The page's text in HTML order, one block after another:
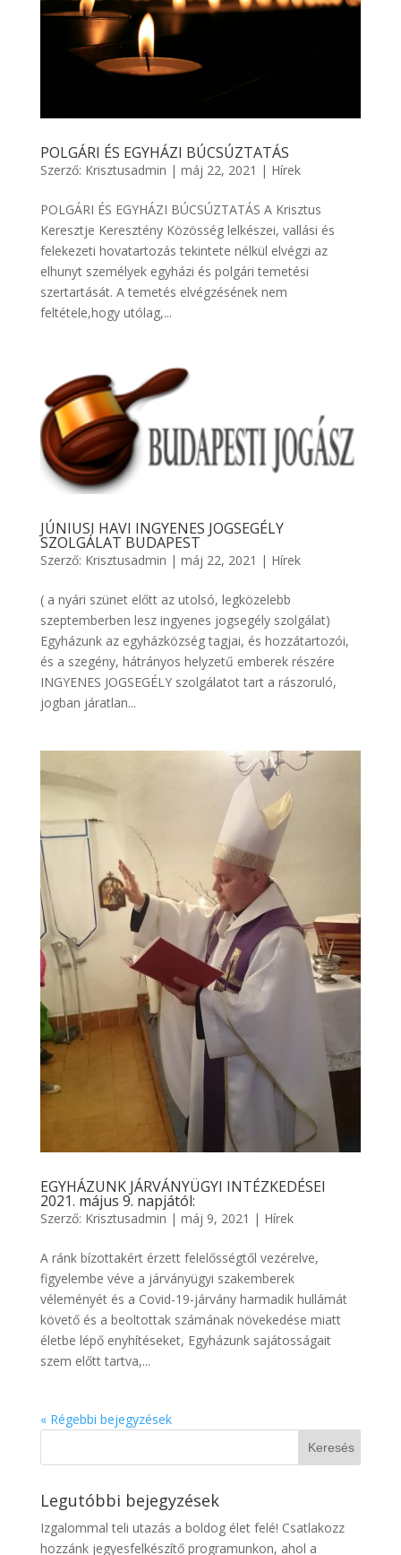
POLGÁRI ÉS EGYHÁZI BÚCSÚZTATÁS
Szerző: Krisztusadmin | máj 22, 2021 | Hírek
POLGÁRI ÉS EGYHÁZI BÚCSÚZTATÁS A Krisztus
Keresztje Keresztény Közösség lelkészei, vallási és
felekezeti hovatartozás tekintete nélkül elvégzi az
elhunyt személyek egyházi és polgári temetési
szertartását. A temetés elvégzésének nem
feltétele,hogy utólag,...
JÚNIUSI HAVI INGYENES JOGSEGÉLY
SZOLGÁLAT BUDAPEST
Szerző: Krisztusadmin | máj 22, 2021 | Hírek
( a nyári szünet előtt az utolsó, legközelebb
szeptemberben lesz ingyenes jogsegély szolgálat)
Egyházunk az egyházközség tagjai, és hozzátartozói,
és a szegény, hátrányos helyzetű emberek részére
INGYENES JOGSEGÉLY szolgálatot tart a rászoruló,
jogban járatlan...
EGYHÁZUNK JÁRVÁNYÜGYI INTÉZKEDÉSEI
2021. május 9. napjától:
Szerző: Krisztusadmin | máj 9, 2021 | Hírek
A ránk bízottakért érzett felelősségtől vezérelve,
figyelembe véve a járványügyi szakemberek
véleményét és a Covid-19-járvány harmadik hullámát
követő és a beoltottak számának növekedése miatt
életbe lépő enyhítéseket, Egyházunk sajátosságait
szem előtt tartva,...
« Régebbi bejegyzések
Legutóbbi bejegyzések
Izgalommal teli utazás a boldog élet felé! Csatlakozz
hozzánk jegyesfelkészítő programunkon, ahol a